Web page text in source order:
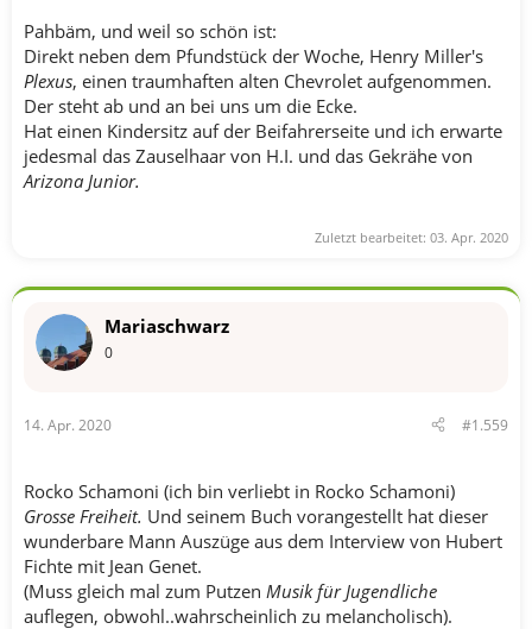
Pahbäm, und weil so schön ist:
Direkt neben dem Pfundstück der Woche, Henry Miller's
Plexus, einen traumhaften alten Chevrolet aufgenommen.
Der steht ab und an bei uns um die Ecke.
Hat einen Kindersitz auf der Beifahrerseite und ich erwarte
jedesmal das Zauselhaar von H.I. und das Gekrähe von
Arizona Junior.
Zuletzt bearbeitet: 03. Apr. 2020
Mariaschwarz
0
14. Apr. 2020 #1.559
Rocko Schamoni (ich bin verliebt in Rocko Schamoni)
Grosse Freiheit. Und seinem Buch vorangestellt hat dieser
wunderbare Mann Auszüge aus dem Interview von Hubert
Fichte mit Jean Genet.
(Muss gleich mal zum Putzen Musik für Jugendliche
auflegen, obwohl..wahrscheinlich zu melancholisch).